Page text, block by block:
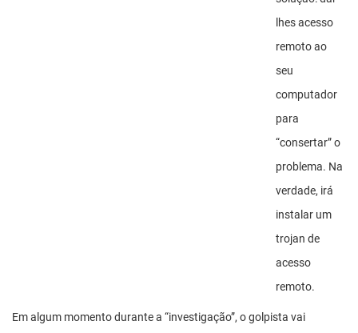
lhes acesso
remoto ao
seu
computador
para
“consertar” o
problema. Na
verdade, irá
instalar um
trojan de
acesso
remoto.
Em algum momento durante a “investigação”, o golpista vai